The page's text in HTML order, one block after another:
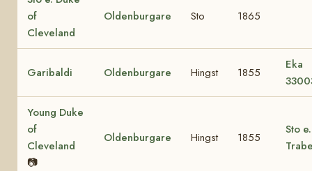
of
Cleveland
Oldenburgare Sto 1865
Garibaldi Oldenburgare Hingst 1855
Eka
Young Duke
of
Cleveland
📷
Oldenburgare Hingst 1855
Sto e.